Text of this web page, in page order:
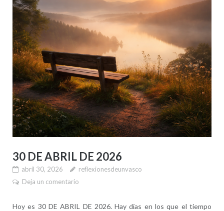
30 DE ABRIL DE 2026
abril 30, 2026
reflexionesdeunvasco
Deja un comentario
Hoy es 30 DE ABRIL DE 2026. Hay días en los que el tiempo